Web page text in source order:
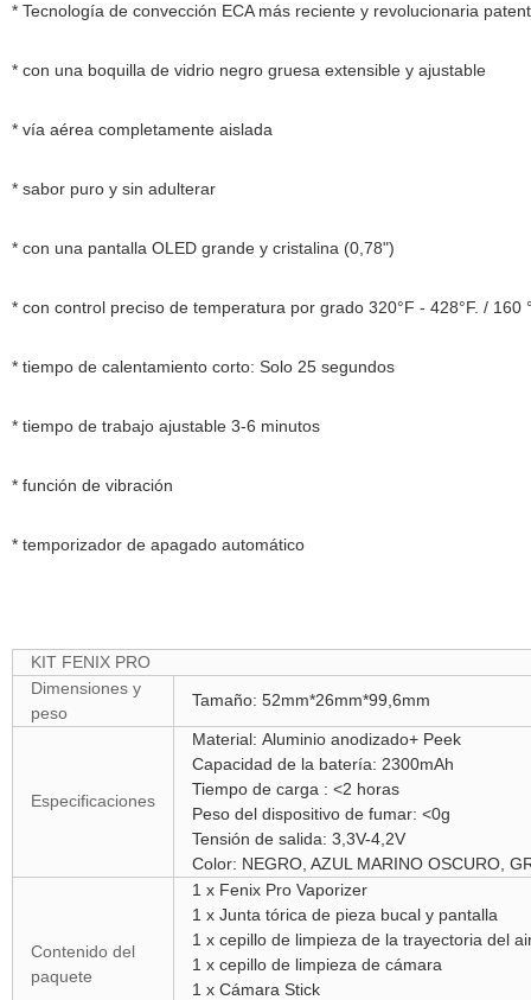
* Tecnología de convección ECA más reciente y revolucionaria
* con una boquilla de vidrio negro gruesa extensible y ajustable
* vía aérea completamente aislada
* sabor puro y sin adulterar
* con una pantalla OLED grande y cristalina (0,78")
* con control preciso de temperatura por grado 320°F - 428°F. / 160
* tiempo de calentamiento corto: Solo 25 segundos
* tiempo de trabajo ajustable 3-6 minutos
* función de vibración
* temporizador de apagado automático
KIT FENIX PRO
Dimensiones y
peso
Tamaño: 52mm*26mm*99,6mm
Especificaciones
Material: Aluminio anodizado+ Peek
Capacidad de la batería: 2300mAh
Tiempo de carga : <2 horas
Peso del dispositivo de fumar: <0g
Tensión de salida: 3,3V-4,2V
Color: NEGRO, AZUL MARINO OSCURO,
Contenido del
paquete
1 x Fenix Pro Vaporizer
1 x Junta tórica de pieza bucal y pantalla
1 x cepillo de limpieza de la trayectoria del
1 x cepillo de limpieza de cámara
1 x Cámara Stick